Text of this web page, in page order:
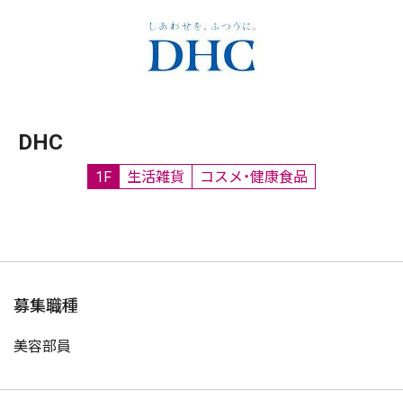
DHC
1F 生活雑貨 コスメ・健康食品
募集職種
美容部員